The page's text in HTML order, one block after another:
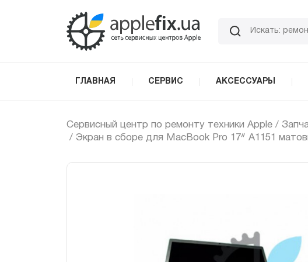
ГЛАВНАЯ СЕРВИС АКСЕССУАРЫ
Сервисный центр по ремонту техники Apple /
/ Экран в сборе для MacBook Pro 17ᐥ A1151